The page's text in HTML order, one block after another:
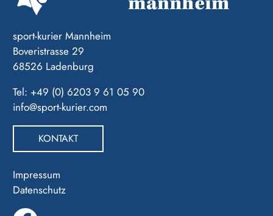
sport-kurier Mannheim
Boveristrasse 29
68526 Ladenburg
Tel: +49 (0) 6203 9 61 05 90
info@sport-kurier.com
KONTAKT
Impressum
Datenschutz